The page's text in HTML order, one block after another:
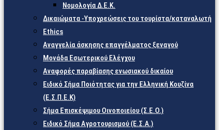
Νομολογία Δ.Ε.Κ.
Δικαιώματα -Υποχρεώσεις του τουρίστα/καταναλωτή
Ethics
Αναγγελία άσκησης επαγγέλματος ξεναγού
Μονάδα Εσωτερικού Ελέγχου
Αναφορές παραβίασης ενωσιακού δικαίου
Ειδικό Σήμα Ποιότητας για την Ελληνική Κουζίνα
(Ε.Σ.Π.Ε.Κ)
Σήμα Επισκέψιμου Οινοποιείου (Σ.Ε.Ο.)
Ειδικό Σήμα Αγροτουρισμού (Ε.Σ.Α.)